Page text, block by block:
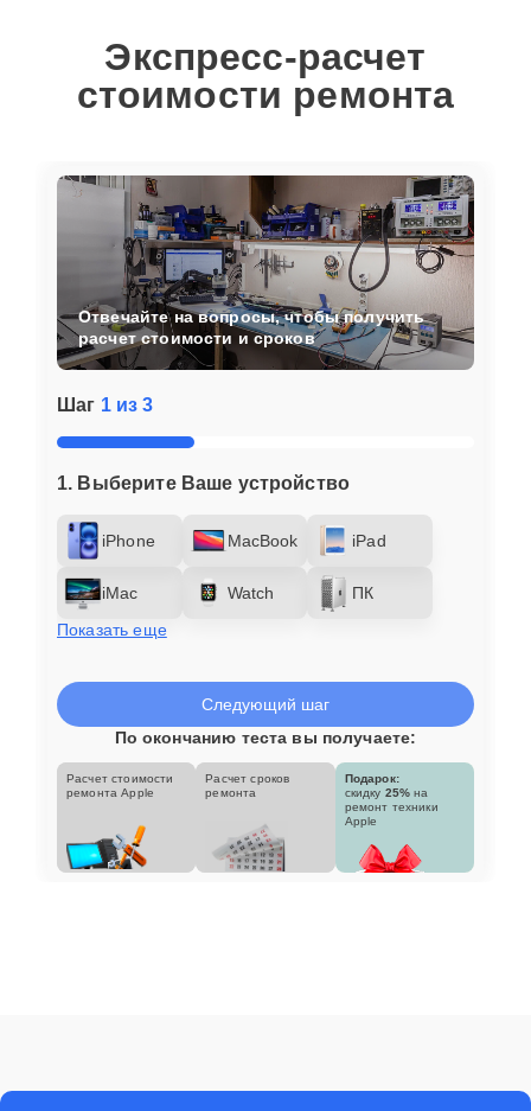
Экспресс-расчет
стоимости ремонта
Шаг 1 из 3
1. Выберите Ваше устройство
iPhone MacBook iPad
iMac Watch
ПК
Показать еще
Отвечайте на вопросы, чтобы получить
расчет стоимости и сроков
Следующий шаг
По окончанию теста вы получаете:
Расчет стоимости
ремонта Apple
Расчет сроков
ремонта
Подарок:
скидку 25% на
ремонт техники
Apple